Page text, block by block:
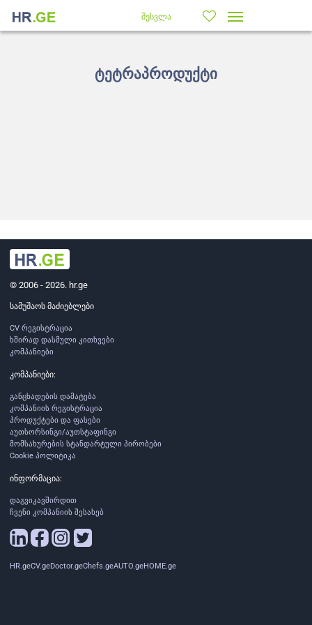
შესვლა
ტეტრაპროდუქტი
© 2006 - 2026. hr.ge
სამუშაოს მაძიებლები
CV რეგისტრაცია
ხშირად დასმული კითხვები
კომპანიები
კომპანიები:
განცხადების დამატება
კომპანიის რეგისტრაცია
პროდუქტები და ფასები
აუთსორსინგი/აუთსტაფინგი
მომსახურების სტანდარტული პირობები
Cookie პოლიტიკა
ინფორმაცია:
დაგვიკავშირდით
ჩვენი კომპანიის შესახებ
HR.geCV.geDoctor.geChefs.geAUTO.geHOME.ge